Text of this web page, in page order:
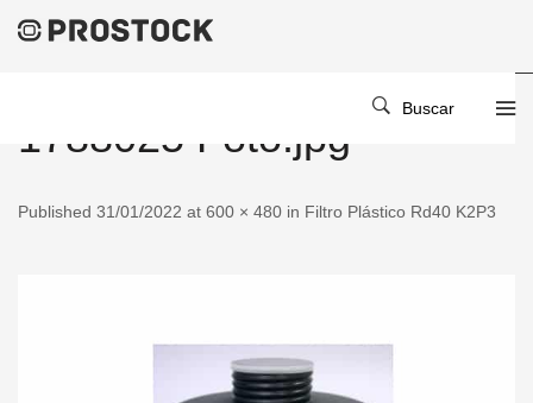
Buscar
1788025 Foto.jpg
Published 31/01/2022 at 600 × 480 in Filtro Plástico Rd40 K2P3